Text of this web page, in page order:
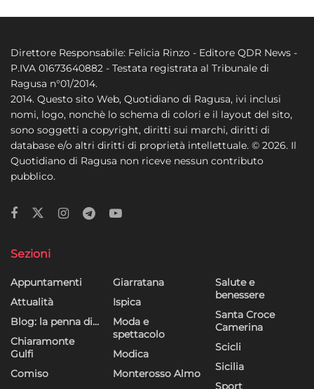
Direttore Responsabile: Felicia Rinzo - Editore QDR News -
P.IVA 01673640882 - Testata registrata al Tribunale di
Ragusa n°01/2014.
2014. Questo sito Web, Quotidiano di Ragusa, ivi inclusi
nomi, logo, nonchè lo schema di colori e il layout del sito,
sono soggetti a copyright, diritti sui marchi, diritti di
database e/o altri diritti di proprietà intellettuale. © 2026. Il
Quotidiano di Ragusa non riceve nessun contributo
pubblico.
Sezioni
Appuntamenti
Attualità
Blog: la penna di…
Chiaramonte
Gulfi
Comiso
Giarratana
Ispica
Moda e
spettacolo
Modica
Monterosso Almo
Salute e
benessere
Santa Croce
Camerina
Scicli
Sicilia
Sport